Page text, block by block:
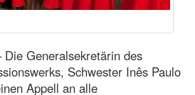
Generalsekretärin des
Schwester Inês Paulo
Appell an alle